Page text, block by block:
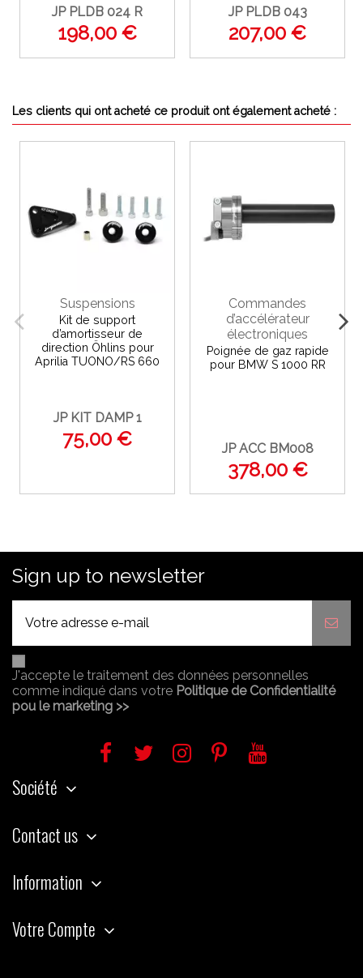
JP PLDB 024 R
198,00 €
JP PLDB 043
207,00 €
Les clients qui ont acheté ce produit ont également acheté :
Suspensions
Kit de support
d’amortisseur de
direction Öhlins pour
Aprilia TUONO/RS 660
JP KIT DAMP 1
75,00 €
Commandes
d’accélérateur
électroniques
Poignée de gaz rapide
pour BMW S 1000 RR
JP ACC BM008
378,00 €
Sign up to newsletter
J'accepte le traitement des données personnelles
comme indiqué dans votre Politique de Confidentialité
pou le marketing >>
Société
Contact us
Information
Votre Compte